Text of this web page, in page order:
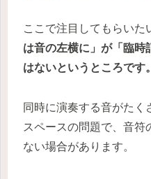
ここで注目してもらいた
は音の左横に」が「臨時
はないというところです。
同時に演奏する音がたく
スペースの問題で、音符
ない場合があります。